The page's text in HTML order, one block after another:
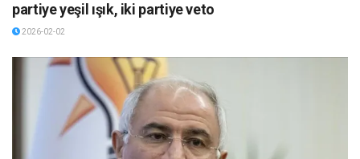
partiye yeşil ışık, iki partiye veto
2026-02-02